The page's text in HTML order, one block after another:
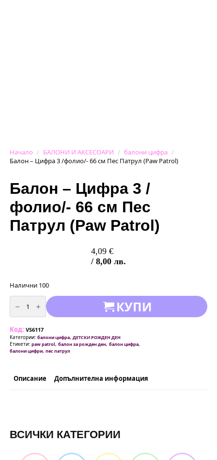
Начало БАЛОНИ И АКСЕСОАРИ
балони цифра
Балон – Цифра 3 /фолио/- 66 см Пес Патрул (Paw Patrol)
Балон – Цифра 3 /
фолио/- 66 см Пес
Патрул (Paw Patrol)
4,09 €
/ 8,00 лв.
Налични 100
количество
за
Балон
-
3
/
фолио/-
66
см
(Paw
Patrol)
КУПИ
Код: VS6117
Категории: балони цифра, ДЕТСКИ РОЖДЕН ДЕН
Етикети: paw patrol, балон за рожден ден, балон цифра,
балони цифри, пес патрул
Описание Допълнителна информация
ВСИЧКИ КАТЕГОРИИ